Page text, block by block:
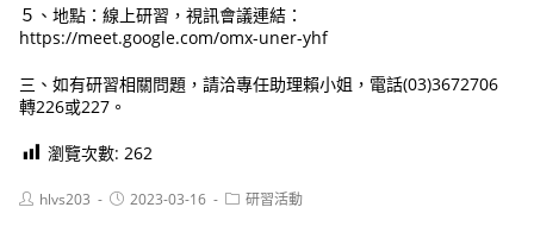
５、地點：線上研習，視訊會議連結：
https://meet.google.com/omx-uner-yhf
三、如有研習相關問題，請洽專任助理賴小姐，電話(03)3672706
轉226或227。
瀏覽次數: 262
Posthlvs203
Post2023-03-16
Post研習活動